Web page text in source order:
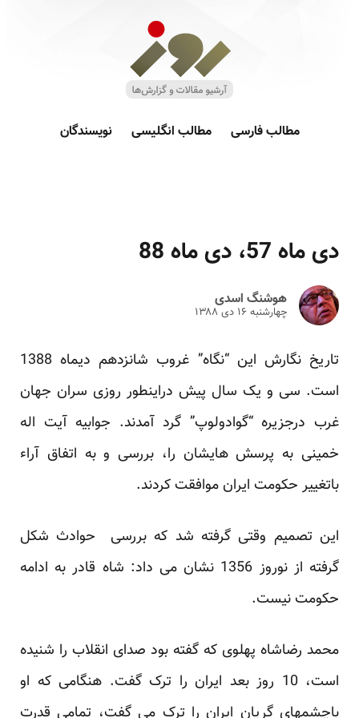
مطالب فارسی مطالب انگلیسی نویسندگان
دی ماه 57، دی ماه 88
هوشنگ اسدی
چهارشنبه ۱۶ دى ۱۳۸۸
تاریخ نگارش این “نگاه” غروب شانزدهم دیماه 1388
است. سی و یک سال پیش دراینطور روزی سران جهان
غرب درجزیره “گوادولوپ” گرد آمدند. جوابیه آیت اله
خمینی به پرسش هایشان را، بررسی و به اتفاق آراء
باتغییر حکومت ایران موافقت کردند.
این تصمیم وقتی گرفته شد که بررسی حوادث شکل
گرفته از نوروز 1356 نشان می داد: شاه قادر به ادامه
حکومت نیست.
محمد رضاشاه پهلوی که گفته بود صدای انقلاب را شنیده
است، 10 روز بعد ایران را ترک گفت. هنگامی که او
باچشمهای گریان ایران را ترک می گفت، تمامی قدرت